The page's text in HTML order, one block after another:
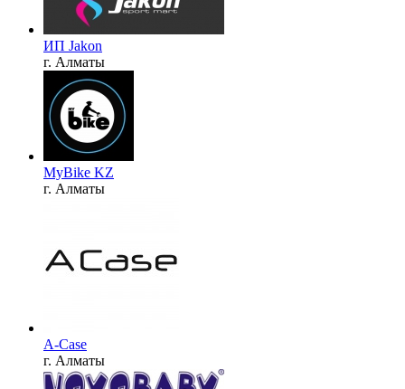
ИП Jakon
г. Алматы
MyBike KZ
г. Алматы
A-Case
г. Алматы